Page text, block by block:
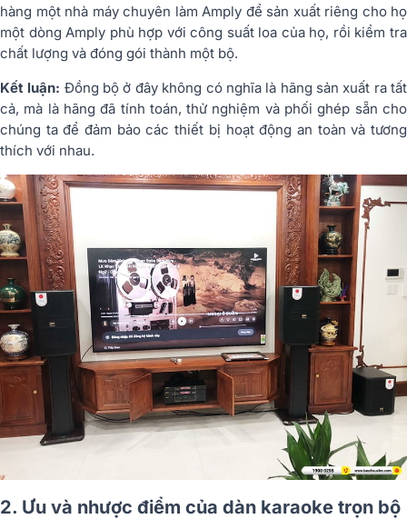
hàng một nhà máy chuyên làm Amply để sản xuất riêng cho họ
một dòng Amply phù hợp với công suất loa của họ, rồi kiểm tra
chất lượng và đóng gói thành một bộ.
Kết luận: Đồng bộ ở đây không có nghĩa là hãng sản xuất ra tất
cả, mà là hãng đã tính toán, thử nghiệm và phối ghép sẵn cho
chúng ta để đảm bảo các thiết bị hoạt động an toàn và tương
thích với nhau.
2. Ưu và nhược điểm của dàn karaoke trọn bộ